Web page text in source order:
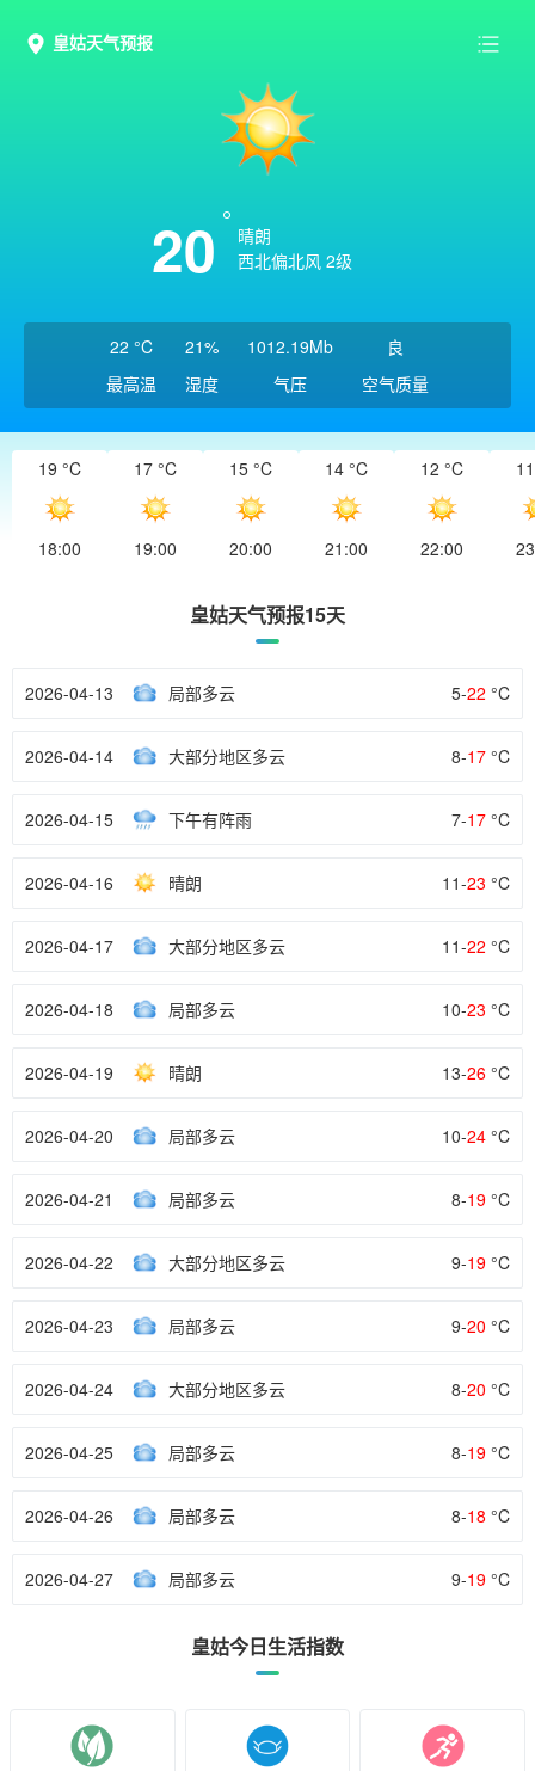
皇姑天气预报
20
晴朗
西北偏北风 2级
22 °C
最高温
21%
湿度
1012.19Mb
气压
良
空气质量
19 °C
18:00
17 °C
19:00
15 °C
20:00
14 °C
21:00
12 °C
22:00
皇姑天气预报15天
2026-04-13 局部多云 5-22 °C
2026-04-14 大部分地区多云 8-17 °C
2026-04-15 下午有阵雨 7-17 °C
2026-04-16 晴朗 11-23 °C
2026-04-17 大部分地区多云 11-22 °C
2026-04-18 局部多云 10-23 °C
2026-04-19 晴朗 13-26 °C
2026-04-20 局部多云 10-24 °C
2026-04-21 局部多云 8-19 °C
2026-04-22 大部分地区多云 9-19 °C
2026-04-23 局部多云 9-20 °C
2026-04-24 大部分地区多云 8-20 °C
2026-04-25 局部多云 8-19 °C
2026-04-26 局部多云 8-18 °C
2026-04-27 局部多云 9-19 °C
皇姑今日生活指数